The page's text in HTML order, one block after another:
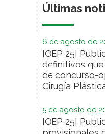
Últimas
6 de agosto de
[OEP 25]
definitivos
de concurso-
Cirugía
5 de agosto de
[OEP 25]